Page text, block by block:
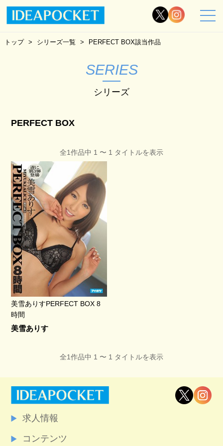
トップ シリーズ一覧 PERFECT BOX該当作品
SERIES
シリーズ
PERFECT BOX
全1作品中 1 〜 1 タイトルを表示
美雪ありすPERFECT BOX 8
時間
美雪ありす
全1作品中 1 〜 1 タイトルを表示
求人情報
コンテンツ